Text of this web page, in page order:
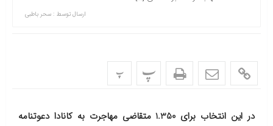
ارسال توسط : سحر باطبی
پ پ
در این انتخاب برای 1.350 متقاضی مهاجرت به کانادا دعوتنامه